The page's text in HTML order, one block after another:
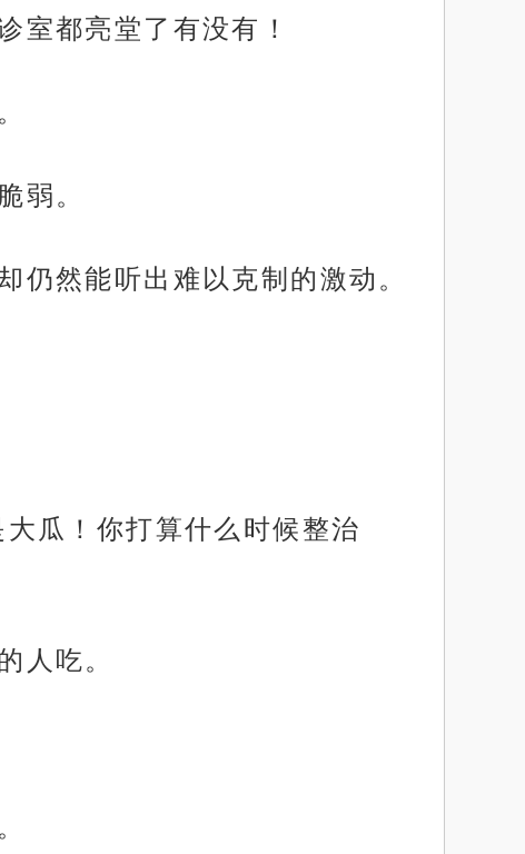
室都亮堂了有没有！
弱。
仍然能听出难以克制的激动。
瓜！你打算什么时候整治
人吃。